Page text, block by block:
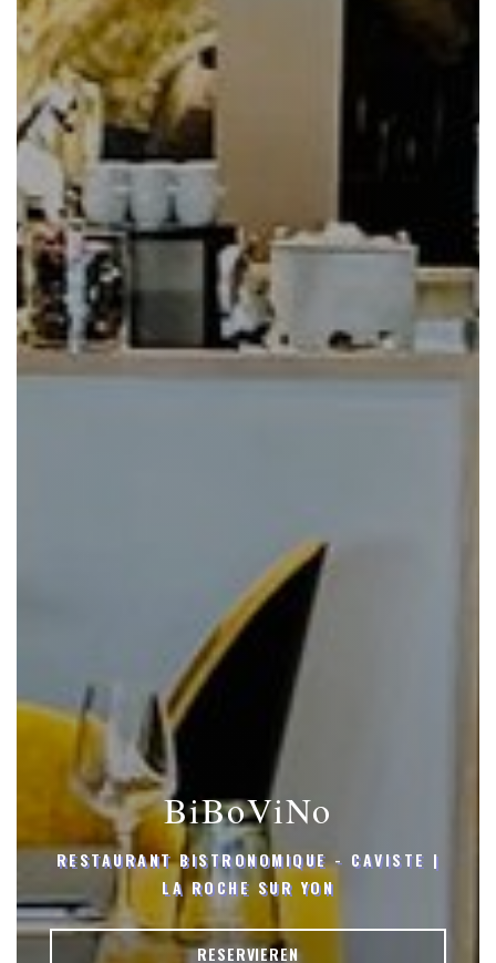
BiBoViNo
RESTAURANT BISTRONOMIQUE - CAVISTE |
LA ROCHE SUR YON
RESERVIEREN